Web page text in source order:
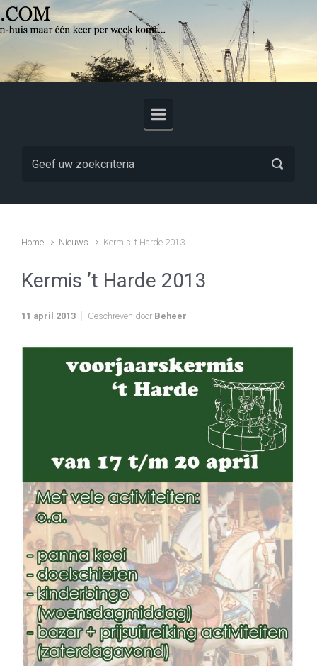
Skip to main content
Home Nieuws Kermis ’t Harde 2013
Kermis ’t Harde 2013
11 april 2013 Geschreven door Beheer